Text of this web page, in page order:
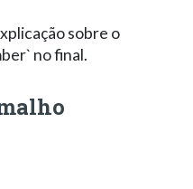
sobre o
no final.